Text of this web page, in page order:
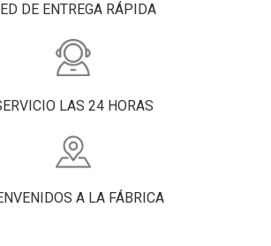
DE ENTREGA RÁPIDA
LAS 24 HORAS
A LA FÁBRICA